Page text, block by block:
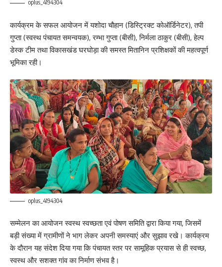
oplus_4194304
कार्यक्रम के सफल आयोजन में यशोदा चौहान (डिस्ट्रिक्ट कोऑर्डिनेटर), तपी
गुप्ता (स्वस्थ पंचायत समन्वयक), रम्भा गुप्ता (बीसी), निर्मला ठाकुर (बीसी), हेल्प
डेस्क टीम तथा विकासखंड घरघोड़ा की समस्त मितानिन प्रशिक्षकों की महत्वपूर्ण
भूमिका रही।
oplus_4194304
सम्मेलन का आयोजन स्वस्थ स्वच्छता एवं पोषण समिति द्वारा किया गया, जिसमें
बड़ी संख्या में ग्रामीणों ने भाग लेकर अपनी समस्याएं और सुझाव रखे। कार्यक्रम
के दौरान यह संदेश दिया गया कि पंचायत स्तर पर सामूहिक प्रयास से ही स्वच्छ,
स्वस्थ और सशक्त गांव का निर्माण संभव है।